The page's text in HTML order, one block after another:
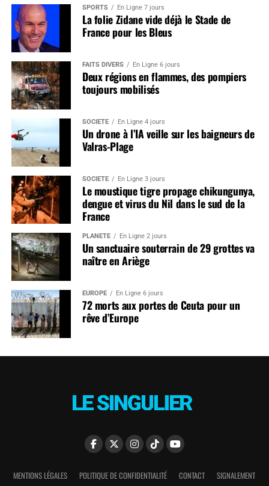
SPORTS En Ligne 7 jours
La folie Zidane vide déjà le Stade de
France pour les Bleus
FAITS DIVERS En Ligne 6 jours
Deux régions en flammes, des pompiers
toujours mobilisés
SOCIÉTÉ En Ligne 4 jours
Un drone à l’IA veille sur les baigneurs de
Valras-Plage
SOCIÉTÉ En Ligne 3 jours
Le moustique tigre propage chikungunya,
dengue et virus du Nil dans le sud de la
France
PLANÈTE En Ligne 2 jours
Un sanctuaire souterrain de 29 grottes va
naître en Ariège
EUROPE En Ligne 6 jours
72 morts aux portes de Ceuta pour un
rêve d’Europe
MENTIONS LÉGALES POLITIQUE DE CONFIDENTIALITÉ CONTACT SIGNALEMENT